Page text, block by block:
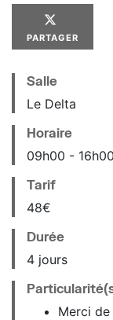
PARTAGER
Salle
Le Delta
Horaire
09h00 16h00
Tarif
48€
Durée
4 jours
Merci de